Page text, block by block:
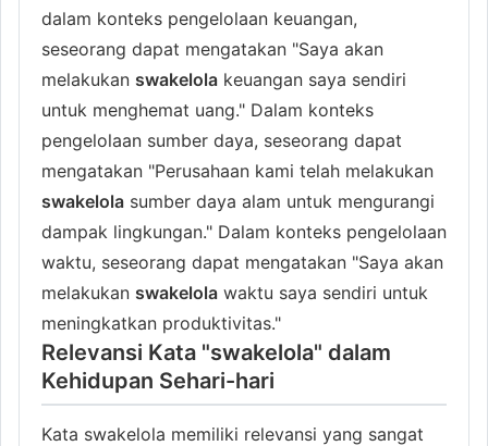
dalam konteks pengelolaan keuangan,
seseorang dapat mengatakan "Saya akan
melakukan swakelola keuangan saya sendiri
untuk menghemat uang." Dalam konteks
pengelolaan sumber daya, seseorang dapat
mengatakan "Perusahaan kami telah melakukan
swakelola sumber daya alam untuk mengurangi
dampak lingkungan." Dalam konteks pengelolaan
waktu, seseorang dapat mengatakan "Saya akan
melakukan swakelola waktu saya sendiri untuk
meningkatkan produktivitas."
Relevansi Kata "swakelola" dalam
Kehidupan Sehari-hari
Kata swakelola memiliki relevansi yang sangat